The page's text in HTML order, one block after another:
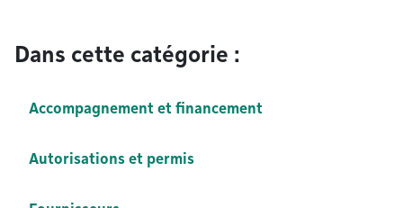
Dans cette catégorie :
Accompagnement et financement
Autorisations et permis